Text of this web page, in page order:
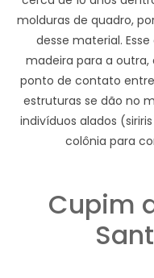
molduras de quadro,
desse material.
madeira para a
ponto de contato
estruturas se dão no
indivíduos alados
colônia para
Cupim